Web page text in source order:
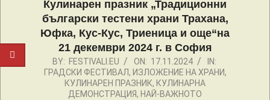
Кулинарен празник „Традиционни
български тестени храни Трахана,
Юфка, Кус-Кус, Триеница и още“на
21 декември 2024 г. в София
2024-
11-
BY: FESTIVALI.EU ON: 17.11.2024
IN:
ГРАДСКИ ФЕСТИВАЛ, ИЗЛОЖЕНИЕ НА ХРАНИ,
КУЛИНАРЕН ПРАЗНИК, КУЛИНАРНА
ДЕМОНСТРАЦИЯ, НАЙ-ВАЖНОТО